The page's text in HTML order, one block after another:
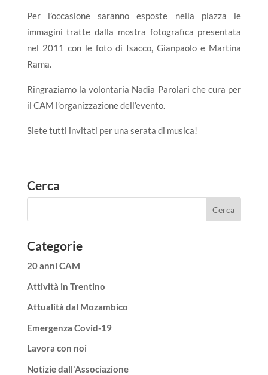
Per l’occasione saranno esposte nella piazza le
immagini tratte dalla mostra fotografica presentata
nel 2011 con le foto di Isacco, Gianpaolo e Martina
Rama.
Ringraziamo la volontaria Nadia Parolari che cura per
il CAM l’organizzazione dell’evento.
Siete tutti invitati per una serata di musica!
Cerca
Categorie
20 anni CAM
Attività in Trentino
Attualità dal Mozambico
Emergenza Covid-19
Lavora con noi
Notizie dall'Associazione